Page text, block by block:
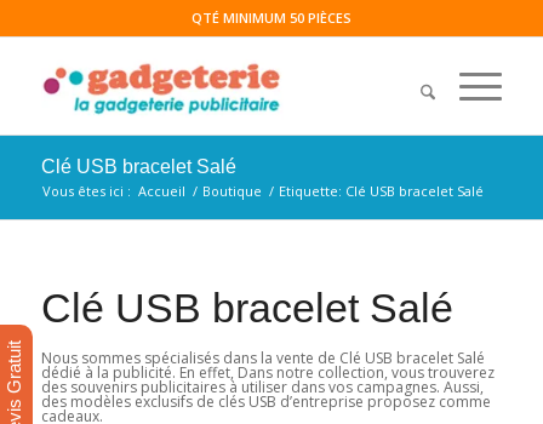
QTÉ MINIMUM 50 PIÈCES
Clé USB bracelet Salé
Vous êtes ici : Accueil / Boutique / Etiquette: Clé USB bracelet Salé
Clé USB bracelet Salé
Nous sommes spécialisés dans la vente de Clé USB bracelet Salé
dédié à la publicité. En effet, Dans notre collection, vous trouverez
des souvenirs publicitaires à utiliser dans vos campagnes. Aussi,
des modèles exclusifs de clés USB d’entreprise proposez comme
cadeaux.
Devis Gratuit